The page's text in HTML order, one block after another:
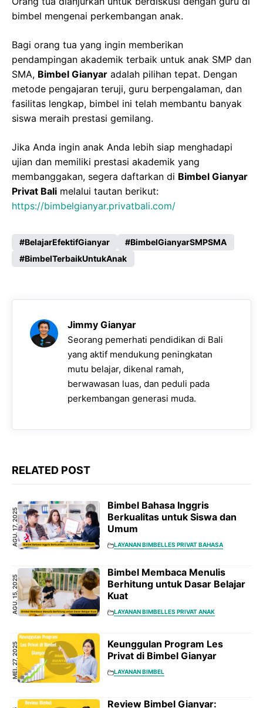
bimbel mengenai perkembangan anak.
Bagi orang tua yang ingin memberikan
pendampingan akademik terbaik untuk anak SMP dan
SMA, Bimbel Gianyar adalah pilihan tepat. Dengan
metode pengajaran teruji, guru berpengalaman, dan
fasilitas lengkap, bimbel ini telah membantu banyak
siswa meraih prestasi gemilang.
Jika Anda ingin anak Anda lebih siap menghadapi
ujian dan memiliki prestasi akademik yang
membanggakan, segera daftarkan di Bimbel Gianyar
Privat Bali melalui tautan berikut:
https://bimbelgianyar.privatbali.com/
BelajarEfektifGianyar
BimbelGianyarSMPSMA
BimbelTerbaikUntukAnak
Jimmy Gianyar
Seorang pemerhati pendidikan di Bali
yang aktif mendukung peningkatan
mutu belajar, dikenal ramah,
berwawasan luas, dan peduli pada
perkembangan generasi muda.
RELATED POST
AGU. 17, 2025
Bimbel Bahasa Inggris
Berkualitas untuk Siswa dan
Umum
LAYANAN BIMBELLES PRIVAT BAHASA
AGU. 15, 2025
Bimbel Membaca Menulis
Berhitung untuk Dasar Belajar
Kuat
LAYANAN BIMBELLES PRIVAT ANAK
MEI. 27, 2025
Keunggulan Program Les
Privat di Bimbel Gianyar
LAYANAN BIMBEL
Review Bimbel Gianyar: